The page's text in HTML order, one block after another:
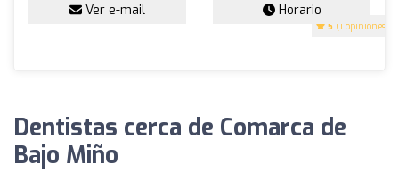
5 (1 opiniones)
Ver e-mail Horario
Dentistas cerca de Comarca de
Bajo Miño